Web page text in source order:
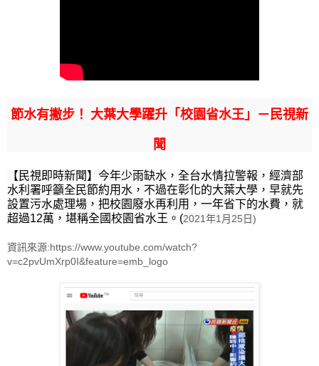
節水有撇步！ 大葉大學躍升「校園省水王」－民視新
聞
【民視即時新聞】今年少雨缺水，全台水情拉警報，經濟部
水利署呼籲全民節約用水，不過在彰化的大葉大學，早就先
設置污水處理場，把校園廢水再利用，一年省下的水費，就
超過12萬，堪稱全國校園省水王。(2021年1月25日)
資訊來源:https://www.youtube.com/watch?
v=c2pvUmXrp0I&feature=emb_logo